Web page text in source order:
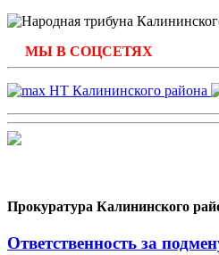
МЫ В СОЦСЕТЯХ
Прокуратура Калининского
Ответственность за